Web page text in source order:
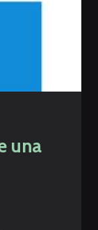
una